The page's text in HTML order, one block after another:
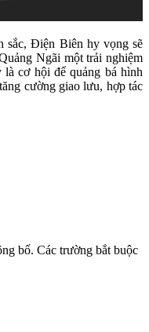
sắc, Điện Biên hy vọng sẽ
Ngãi một trải nghiệm
cơ hội để quảng bá hình
cường giao lưu, hợp tác
bố. Các trường bắt buộc